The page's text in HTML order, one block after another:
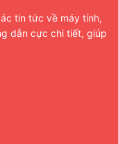
tin tức về máy tính,
dẫn cực chi tiết, giúp